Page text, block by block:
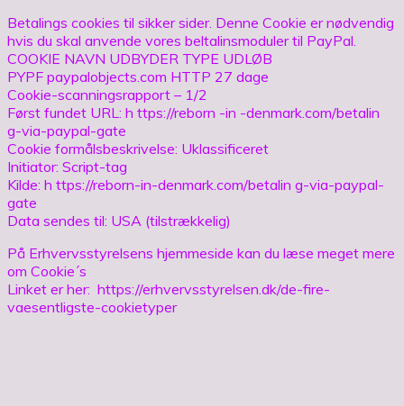
Betalings cookies til sikker sider. Denne Cookie er nødvendig
hvis du skal anvende vores beltalinsmoduler til PayPal.
COOKIE NAVN UDBYDER TYPE UDLØB
PYPF paypalobjects.com HTTP 27 dage
Cookie-scanningsrapport – 1/2
Først fundet URL: h ttps://reborn -in -denmark.com/betalin
g-via-paypal-gate
Cookie formålsbeskrivelse: Uklassificeret
Initiator: Script-tag
Kilde: h ttps://reborn-in-denmark.com/betalin g-via-paypal-
gate
Data sendes til: USA (tilstrækkelig)
På Erhvervsstyrelsens hjemmeside kan du læse meget mere
om Cookie´s
Linket er her: https://erhvervsstyrelsen.dk/de-fire-
vaesentligste-cookietyper